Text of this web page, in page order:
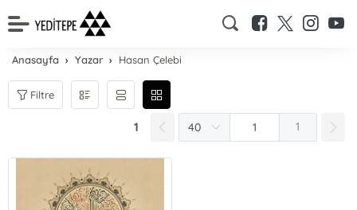
Anasayfa Yazar Hasan Çelebi
Filtre
1 1